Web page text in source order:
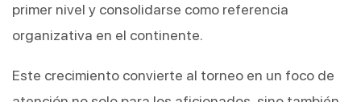
primer nivel y consolidarse como referencia
organizativa en el continente.
Este crecimiento convierte al torneo en un foco de